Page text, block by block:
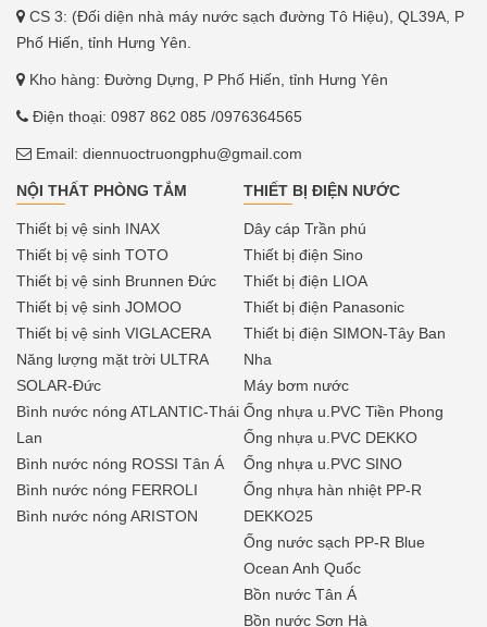
CS 3: (Đối diện nhà máy nước sạch đường Tô Hiệu), QL39A, P
Phố Hiến, tỉnh Hưng Yên.
Kho hàng: Đường Dựng, P Phố Hiến, tỉnh Hưng Yên
Điện thoại: 0987 862 085 /0976364565
Email: diennuoctruongphu@gmail.com
NỘI THẤT PHÒNG TẮM
Thiết bị vệ sinh INAX
Thiết bị vệ sinh TOTO
Thiết bị vệ sinh Brunnen Đức
Thiết bị vệ sinh JOMOO
Thiết bị vệ sinh VIGLACERA
Năng lượng mặt trời ULTRA
SOLAR-Đức
Bình nước nóng ATLANTIC-Thái
Lan
Bình nước nóng ROSSI Tân Á
Bình nước nóng FERROLI
Bình nước nóng ARISTON
THIẾT BỊ ĐIỆN NƯỚC
Dây cáp Trần phú
Thiết bị điện Sino
Thiết bị điện LIOA
Thiết bị điện Panasonic
Thiết bị điện SIMON-Tây Ban
Nha
Máy bơm nước
Ống nhựa u.PVC Tiền Phong
Ống nhựa u.PVC DEKKO
Ống nhựa u.PVC SINO
Ống nhựa hàn nhiệt PP-R
DEKKO25
Ống nước sạch PP-R Blue
Ocean Anh Quốc
Bồn nước Tân Á
Bồn nước Sơn Hà